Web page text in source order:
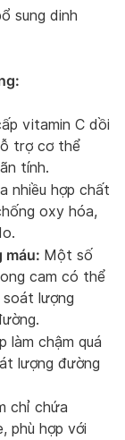
sung dinh
vitamin C dồi
trợ cơ thể
tính.
nhiều hợp chất
oxy hóa,
máu: Một số
cam có thể
soát lượng
làm chậm quá
lượng đường
chỉ chứa
phù hợp với